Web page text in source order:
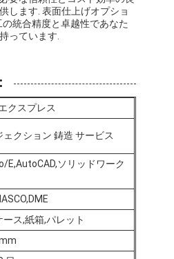
します. 表面仕上げオプショ
の統合精度と卓越性であなた
っています.
クスプレス
ェクション 鋳造 サービス
E,AutoCAD,ソリッドワーク
ース,紙箱,パレット